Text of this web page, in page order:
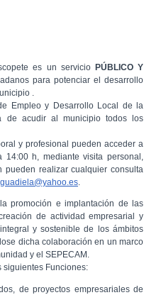
es un servicio PÚBLICO Y
para potenciar el desarrollo
.
Empleo y Desarrollo Local de la
de acudir al municipio todos los
y profesional pueden acceder a
h, mediante visita personal,
pueden realizar cualquier consulta
.
promoción e implantación de las
de actividad empresarial y
y sostenible de los ámbitos
dicha colaboración en un marco
y el SEPECAM.
siguientes Funciones:
de proyectos empresariales de